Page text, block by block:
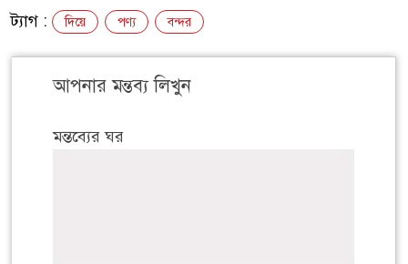
ট্যাগ : দিয়ে পণ্য বন্দর
আপনার মন্তব্য লিখুন
মন্তব্যের ঘর